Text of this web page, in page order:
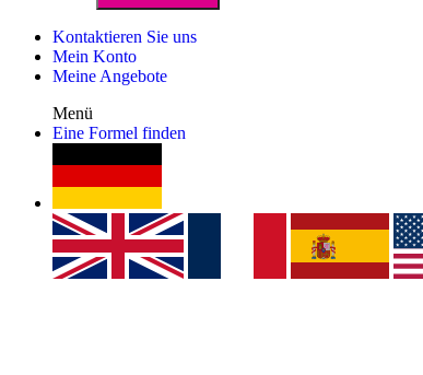
Kontaktieren Sie uns
Mein Konto
Meine Angebote
Menü
Eine Formel finden